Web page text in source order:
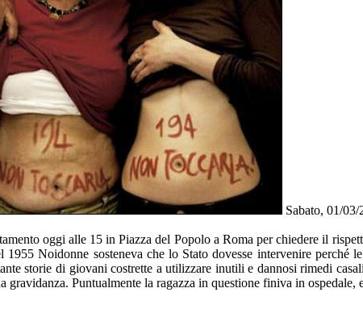
Sabato, 01/03/
oggi alle 15 in Piazza del Popolo a Roma per chiedere il
1955 Noidonne sosteneva che lo Stato dovesse intervenire perché
storie di giovani costrette a utilizzare inutili e dannosi rimedi
gravidanza. Puntualmente la ragazza in questione finiva in